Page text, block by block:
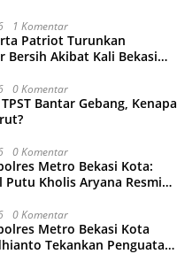
1 Komentar
Patriot Turunkan
Bersih Akibat Kali Bekasi
0 Komentar
Bantar Gebang, Kenapa
0 Komentar
Metro Bekasi Kota:
Putu Kholis Aryana Resmi
0 Komentar
Metro Bekasi Kota
Tekankan Penguatan